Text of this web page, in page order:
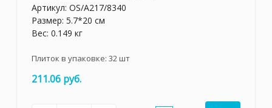
Артикул: OS/A217/8340
Размер: 5.7*20 см
Вес: 0.149 кг
Плиток в упаковке: 32шт
211.06 руб.